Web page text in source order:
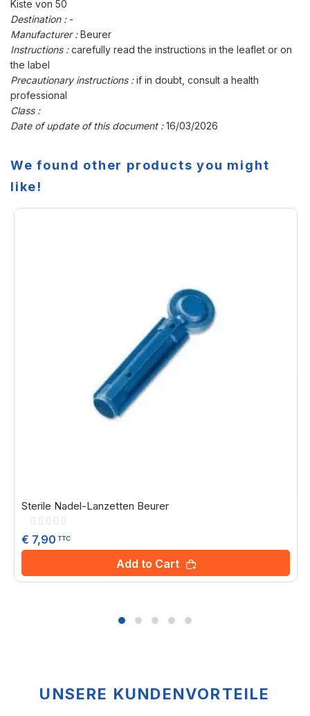
Kiste von 50
Destination : -
Manufacturer :Beurer
Instructions :carefully read the instructions in the leaflet or on
the label
Precautionary instructions :if in doubt, consult a health
professional
Class :
Date of update of this document :16/03/2026
We found other products you might
like!
Sterile Nadel-Lanzetten Beurer
Rating:
€ 7,90 TTC
Add to Cart
UNSERE KUNDENVORTEILE